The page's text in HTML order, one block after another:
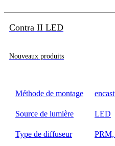
Contra II LED
Nouveaux produits
Méthode de montage
Source de lumière LED
Type de diffuseur